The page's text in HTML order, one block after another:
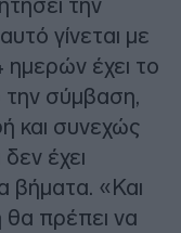
την
γίνεται με
έχει το
σύμβαση,
και συνεχώς
έχει
βήματα. «Και
θα πρέπει να